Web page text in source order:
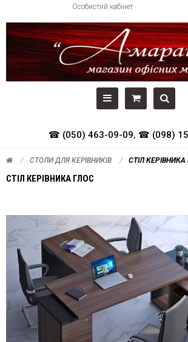
Особистий кабінет
☎ (050) 463-09-09, ☎ (098)
СТОЛИ ДЛЯ КЕРІВНИКІВ СТІЛ КЕРІВНИКА
СТІЛ КЕРІВНИКА ГЛОС